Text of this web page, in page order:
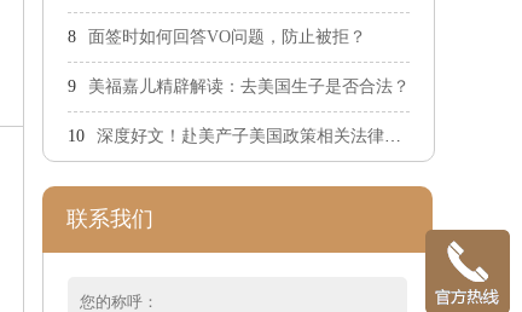
面签时如何回答VO问题，防止被拒？
美福嘉儿精辟解读：去美国生子是否合法？
深度好文！赴美产子美国政策相关法律深度解析！
联系我们